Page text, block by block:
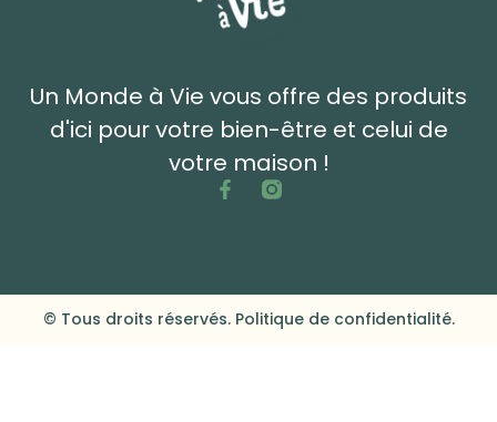
Un Monde à Vie vous offre des produits
d'ici pour votre bien-être et celui de
votre maison !
© Tous droits réservés. Politique de confidentialité.